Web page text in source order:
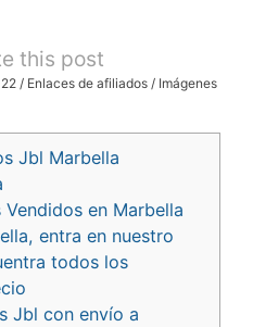
this post
/ Enlaces de afiliados / Imágenes
Jbl Marbella
en Marbella
entra en nuestro
todos los
Jbl con envío a